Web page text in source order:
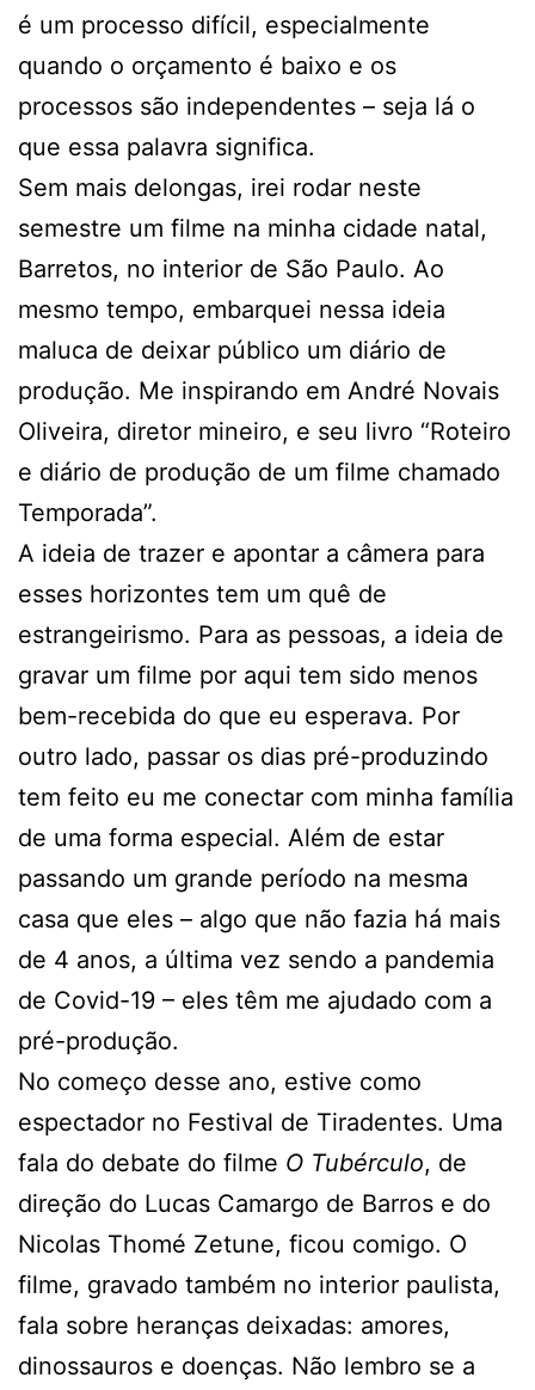
é um processo difícil, especialmente
quando o orçamento é baixo e os
processos são independentes – seja lá o
que essa palavra significa.
Sem mais delongas, irei rodar neste
semestre um filme na minha cidade natal,
Barretos, no interior de São Paulo. Ao
mesmo tempo, embarquei nessa ideia
maluca de deixar público um diário de
produção. Me inspirando em André Novais
Oliveira, diretor mineiro, e seu livro “Roteiro
e diário de produção de um filme chamado
Temporada”.
A ideia de trazer e apontar a câmera para
esses horizontes tem um quê de
estrangeirismo. Para as pessoas, a ideia de
gravar um filme por aqui tem sido menos
bem-recebida do que eu esperava. Por
outro lado, passar os dias pré-produzindo
tem feito eu me conectar com minha família
de uma forma especial. Além de estar
passando um grande período na mesma
casa que eles – algo que não fazia há mais
de 4 anos, a última vez sendo a pandemia
de Covid-19 – eles têm me ajudado com a
pré-produção.
No começo desse ano, estive como
espectador no Festival de Tiradentes. Uma
fala do debate do filme O Tubérculo, de
direção do Lucas Camargo de Barros e do
Nicolas Thomé Zetune, ficou comigo. O
filme, gravado também no interior paulista,
fala sobre heranças deixadas: amores,
dinossauros e doenças. Não lembro se a